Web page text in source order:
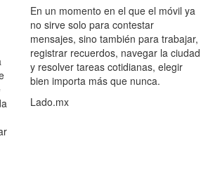
En un momento en el que el móvil ya
no sirve solo para contestar
mensajes, sino también para trabajar,
registrar recuerdos, navegar la ciudad
y resolver tareas cotidianas, elegir
bien importa más que nunca.
Lado.mx